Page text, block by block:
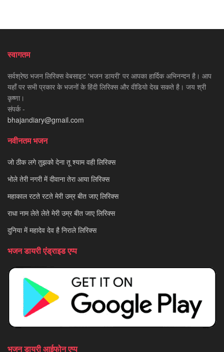
स्वागतम
सर्वश्रेष्ठ भजन लिरिक्स वेबसाइट 'भजन डायरी' पर आपका हार्दिक अभिनन्दन है। आप
यहाँ पर सभी प्रकार के भजनों के हिंदी लिरिक्स और वीडियो देख सकते है। जय श्री
कृष्णा।
संपर्क -
bhajandiary@gmail.com
नवीनतम भजन
जो ठीक लगे तुझको देना तू श्याम वही लिरिक्स
भोले तेरी नगरी में दीवाना तेरा आया लिरिक्स
महाकाल रटते रटते मेरी उम्र बीत जाए लिरिक्स
राधा नाम लेते लेते मेरी उम्र बीत जाए लिरिक्स
दुनिया में महादेव देव है निराले लिरिक्स
भजन डायरी एंड्राइड एप्प
भजन डायरी आईफोन एप्प